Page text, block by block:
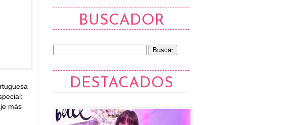
más
BUSCADOR
DESTACADOS